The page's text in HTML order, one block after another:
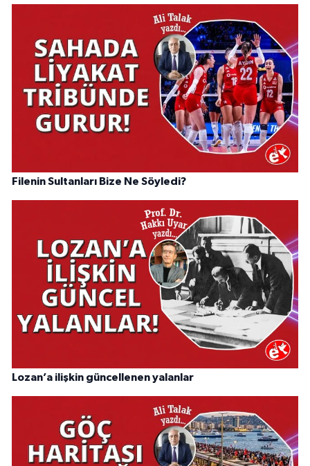
Filenin Sultanları Bize Ne Söyledi?
Lozan’a ilişkin güncellenen yalanlar